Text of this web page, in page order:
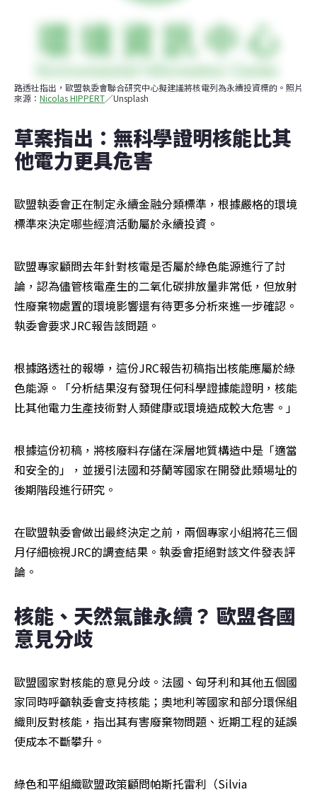
路透社指出，歐盟執委會聯合研究中心擬建議將核電列為永續投資標的。照片
來源： Nicolas HIPPERT／Unsplash
草案指出：無科學證明核能比其
他電力更具危害
歐盟執委會正在制定永續金融分類標準，根據嚴格的環境
標準來決定哪些經濟活動屬於永續投資。
歐盟專家顧問去年針對核電是否屬於綠色能源進行了討
論，認為儘管核電產生的二氧化碳排放量非常低，但放射
性廢棄物處置的環境影響還有待更多分析來進一步確認。
執委會要求JRC報告該問題。
根據路透社的報導，這份JRC報告初稿指出核能應屬於綠
色能源。「分析結果沒有發現任何科學證據能證明，核能
比其他電力生產技術對人類健康或環境造成較大危害。」
根據這份初稿，將核廢料存儲在深層地質構造中是「適當
和安全的」，並援引法國和芬蘭等國家在開發此類場址的
後期階段進行研究。
在歐盟執委會做出最終決定之前，兩個專家小組將花三個
月仔細檢視JRC的調查結果。執委會拒絕對該文件發表評
論。
核能、天然氣誰永續？ 歐盟各國
意見分歧
歐盟國家對核能的意見分歧。法國、匈牙利和其他五個國
家同時呼籲執委會支持核能；奧地利等國家和部分環保組
織則反對核能，指出其有害廢棄物問題、近期工程的延誤
使成本不斷攀升。
綠色和平組織歐盟政策顧問帕斯托雷利（Silvia